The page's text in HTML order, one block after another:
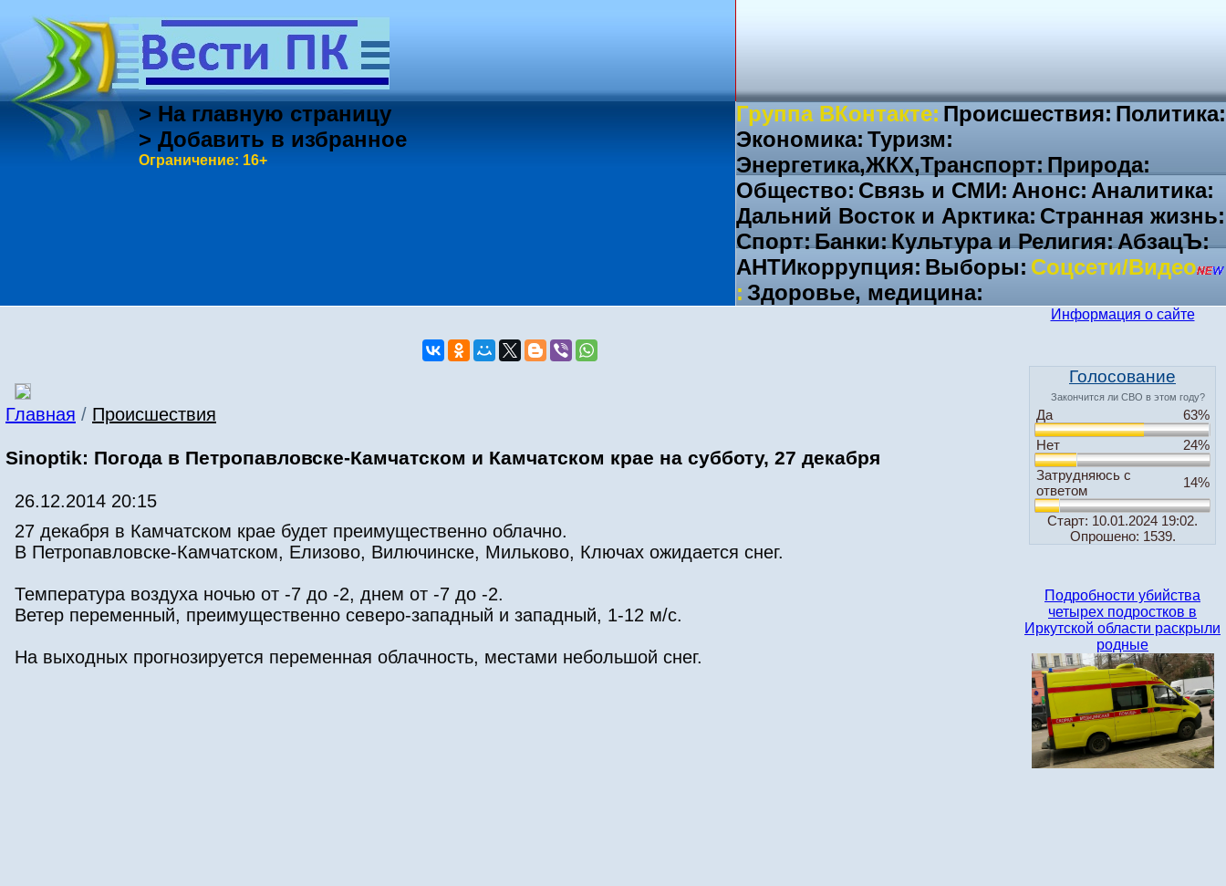
> На главную страницу
> Добавить в избранное
Ограничение: 16+
Группа ВКонтакте: Происшествия: Политика:
Экономика: Туризм:
Энергетика,ЖКХ,Транспорт: Природа:
Общество: Связь и СМИ: Анонс: Аналитика:
Дальний Восток и Арктика: Странная жизнь:
Спорт:Банки:Культура и Религия:АбзацЪ:
АНТИкоррупция: Выборы: Соцсети/Видео
: Здоровье, медицина:
Главная / Происшествия
Sinoptik: Погода в Петропавловске-Камчатском и Камчатском крае на субботу, 27 декабря
26.12.2014 20:15
27 декабря в Камчатском крае будет преимущественно облачно.
В Петропавловске-Камчатском, Елизово, Вилючинске, Мильково, Ключах ожидается снег.
Температура воздуха ночью от -7 до -2, днем от -7 до -2.
Ветер переменный, преимущественно северо-западный и западный, 1-12 м/с.
На выходных прогнозируется переменная облачность, местами небольшой снег.
Информация о сайте
Голосование
Закончится ли СВО в этом году?
Да
63%
Нет
24%
Затрудняюсь с
ответом
14%
Старт: 10.01.2024 19:02.
Опрошено: 1539.
Подробности убийства
четырех подростков в
Иркутской области раскрыли
родные